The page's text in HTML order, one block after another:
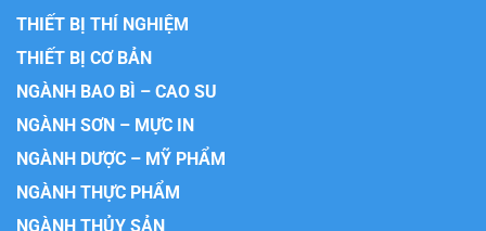
THIẾT BỊ THÍ NGHIỆM
THIẾT BỊ CƠ BẢN
NGÀNH BAO BÌ – CAO SU
NGÀNH SƠN – MỰC IN
NGÀNH DƯỢC – MỸ PHẨM
NGÀNH THỰC PHẨM
NGÀNH THỦY SẢN